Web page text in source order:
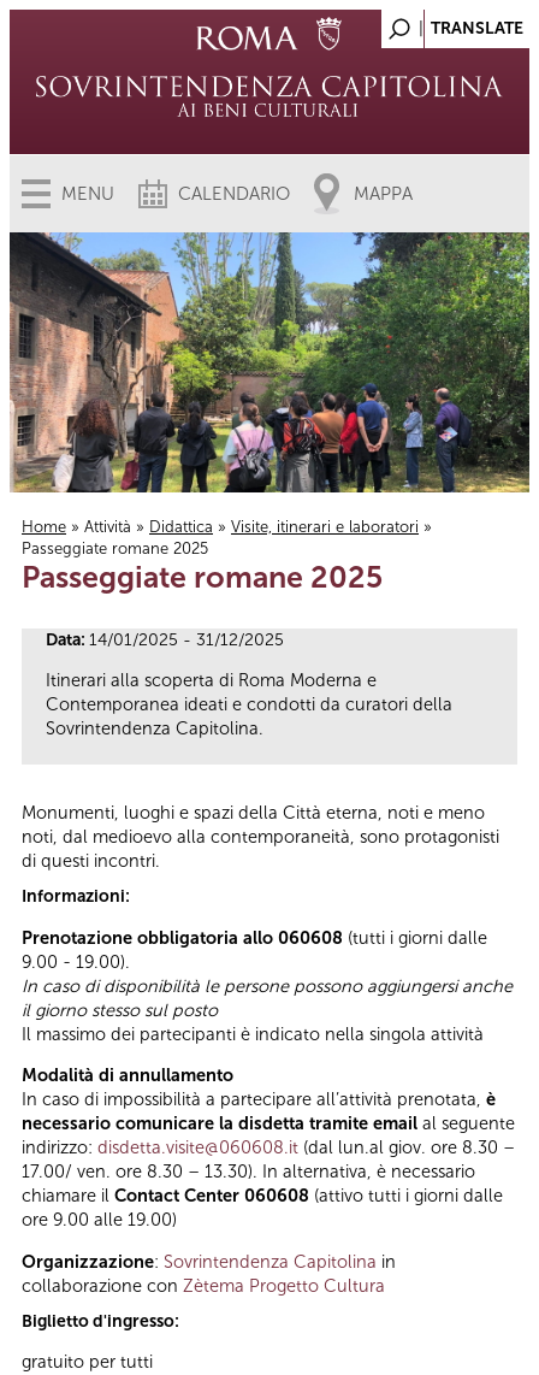
MENU CALENDARIO MAPPA
Tu sei qui
Home » Attività » Didattica » Visite, itinerari e laboratori »
Passeggiate romane 2025
Passeggiate romane 2025
Data: 14/01/2025 - 31/12/2025
Itinerari alla scoperta di Roma Moderna e
Contemporanea ideati e condotti da curatori della
Sovrintendenza Capitolina.
Monumenti, luoghi e spazi della Città eterna, noti e meno
noti, dal medioevo alla contemporaneità, sono protagonisti
di questi incontri.
Informazioni:
Prenotazione obbligatoria allo 060608 (tutti i giorni dalle
9.00 - 19.00).
In caso di disponibilità le persone possono aggiungersi anche
il giorno stesso sul posto
Il massimo dei partecipanti è indicato nella singola attività
Modalità di annullamento
In caso di impossibilità a partecipare all’attività prenotata, è
necessario comunicare la disdetta tramite email al seguente
indirizzo: disdetta.visite@060608.it (dal lun.al giov. ore 8.30 –
17.00/ ven. ore 8.30 – 13.30). In alternativa, è necessario
chiamare il Contact Center 060608 (attivo tutti i giorni dalle
ore 9.00 alle 19.00)
Organizzazione: Sovrintendenza Capitolina in
collaborazione con Zètema Progetto Cultura
Biglietto d'ingresso:
gratuito per tutti